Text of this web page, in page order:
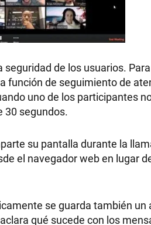
de los usuarios.
función de seguimiento de
uno de los participantes
30 segundos.
su pantalla durante la
el navegador web en lugar
se guarda también un
qué sucede con los